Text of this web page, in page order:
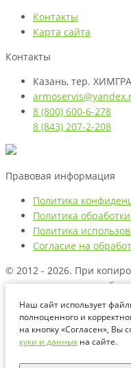
Наш сайт использует
полноценного и
на кнопку «Согласен», Вы
куки и данных на сайте.
Контакты
Карта сайта
Контакты
Казань, тер.
8 (800) 600-6-278
8 (843) 207-2-208
Правовая информация
Политика
Политика
Политика
Согласие на
© 2012 - 2026. При
ссылка на источник
Названия
используются на сайте
(справочных) целях. Все